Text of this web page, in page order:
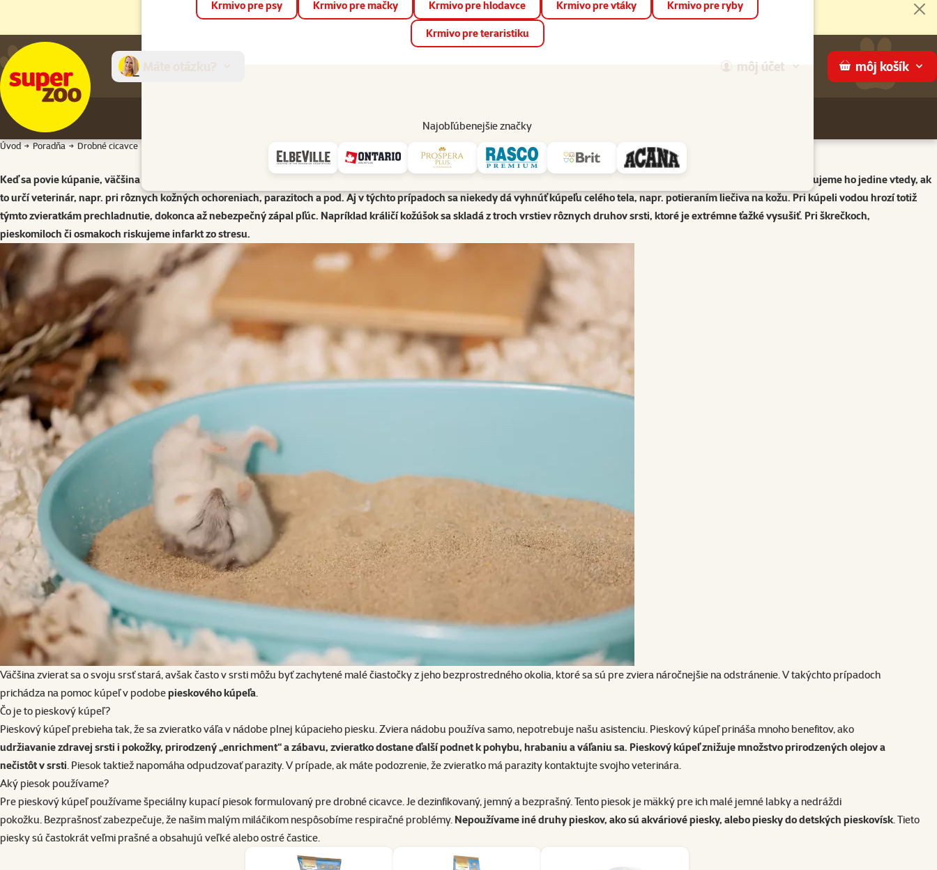
📱 Stiahnite si novú aplikáciu Super zoo.Viac informácií
môj účet môj košík
Krmivo pre psy Krmivo pre mačky Krmivo pre hlodavce Krmivo pre vtáky Krmivo pre ryby
Krmivo pre teraristiku
Najobľúbenejšie značky
Predajne Služby
Úvod Poradňa Drobné cicavce
Kúpanie malých cicavcov
Keď sa povie kúpanie, väčšina ľudí si predstaví kúpeľ vo vode. Vo svete malých cicavcov sa voda sype a to v podobe piesku. Kúpeľ vo vode je pre malé cicavce nevhodný. Praktizujeme ho jedine vtedy, ak
to určí veterinár, napr. pri rôznych kožných ochoreniach, parazitoch a pod. Aj v týchto prípadoch sa niekedy dá vyhnúť kúpeľu celého tela, napr. potieraním liečiva na kožu. Pri kúpeli vodou hrozí totiž
týmto zvieratkám prechladnutie, dokonca až nebezpečný zápal pľúc. Napríklad králičí kožúšok sa skladá z troch vrstiev rôznych druhov srsti, ktoré je extrémne ťažké vysušiť. Pri škrečkoch,
pieskomiloch či osmakoch riskujeme infarkt zo stresu.
Väčšina zvierat sa o svoju srsť stará, avšak často v srsti môžu byť zachytené malé čiastočky z jeho bezprostredného okolia, ktoré sa sú pre zviera náročnejšie na odstránenie. V takýchto prípadoch
prichádza na pomoc kúpeľ v podobepieskového kúpeľa.
Čo je to pieskový kúpeľ?
Pieskový kúpeľ prebieha tak, že sa zvieratko váľa v nádobe plnej kúpacieho piesku. Zviera nádobu používa samo, nepotrebuje našu asistenciu. Pieskový kúpeľ prináša mnoho benefitov, ako
udržiavanie zdravej srsti i pokožky, prirodzený „enrichment“ a zábavu, zvieratko dostane ďalší podnet k pohybu, hrabaniu a váľaniu sa. Pieskový kúpeľ znižuje množstvo prirodzených olejov a
nečistôt v srsti. Piesok taktiež napomáha odpudzovať parazity. V prípade, ak máte podozrenie, že zvieratko má parazity kontaktujte svojho veterinára.
Aký piesok používame?
Pre pieskový kúpeľ používamešpeciálny kupací piesok formulovaný pre drobné cicavce. Je dezinfikovaný, jemný a bezprašný. Tento piesok je mäkký pre ich malé jemné labky a nedráždi
pokožku. Bezprašnosť zabezpečuje, že našim malým miláčikom nespôsobíme respiračné problémy. Nepoužívame iné druhy pieskov, ako sú akváriové piesky, alebo piesky do detských pieskovísk. Tieto
piesky sú častokrát veľmi prašné a obsahujú veľké alebo ostré častice.